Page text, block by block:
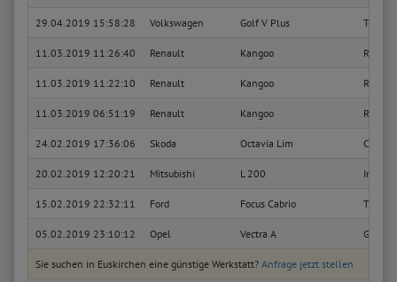
29.04.2019 15:58:28 Volkswagen Golf V Plus Tour
11.03.2019 11:26:40 Renault Kangoo Rapid
11.03.2019 11:22:10 Renault Kangoo Rapid
11.03.2019 06:51:19 Renault Kangoo Rapid
24.02.2019 17:36:06 Skoda Octavia Lim Classic
20.02.2019 12:20:21 Mitsubishi L 200
15.02.2019 22:32:11 Ford Focus Cabrio Trend
05.02.2019 23:10:12 Opel Vectra A GL
Sie suchen in Euskirchen eine günstige Werkstatt? Anfrage jetzt stellen